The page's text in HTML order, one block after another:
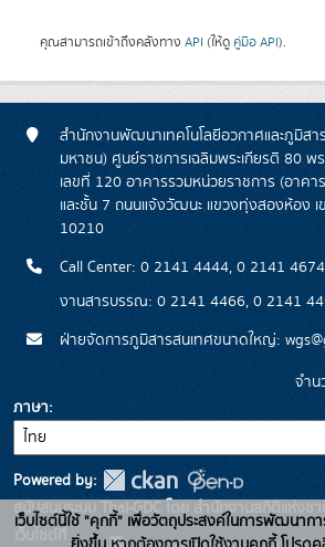
คุณสามารถเข้าถึงคลังทาง API (ให้ดู คู่มือ API).
สำนักงานพัฒนาเทคโนโลยีอวกาศและภูมิส
มหาชน) ศูนย์ราชการเฉลิมพระเกียรติ 80
เลขที่ 120 อาคารรวมหน่วยราชการ (อาค
และชั้น 7 ถนนแจ้งวัฒนะ แขวงทุ่งสองห้อง
10210
Call Center: 0 2141 4444, 0 2141 4674
งานสารบรรณ: 0 2141 4466, 0 2141
ฝ่ายจัดการภูมิสารสนเทศขนาดใหญ่:
จำน
ภาษา
Powered by:
สนับสนุนระบบ Thai-GDC โดย สำนักงานสถิติแห่งช
เว็บไซต์ที่
เว็บไซต์นี้ใช้ "คุกกี้" เพื่อวัตถุประสงค์ในการพัฒนาก